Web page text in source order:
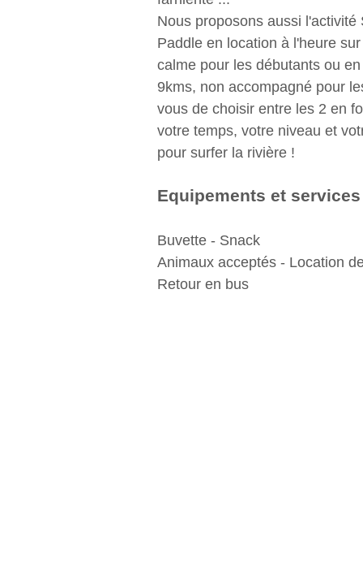
Nous proposons aussi l'activité
Paddle en location à l'heure
calme pour les débutants ou
9kms, non accompagné pour
vous de choisir entre les 2 en
votre temps, votre niveau et
pour surfer la rivière !
Equipements et services
Buvette - Snack
Animaux acceptés - Location
Retour en bus